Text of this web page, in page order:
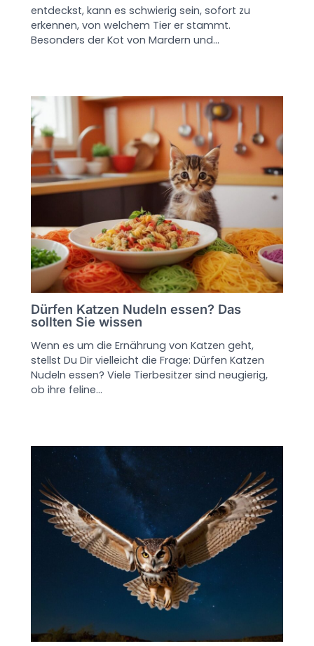
entdeckst, kann es schwierig sein, sofort zu
erkennen, von welchem Tier er stammt.
Besonders der Kot von Mardern und…
Dürfen Katzen Nudeln essen? Das
sollten Sie wissen
Wenn es um die Ernährung von Katzen geht,
stellst Du Dir vielleicht die Frage: Dürfen Katzen
Nudeln essen? Viele Tierbesitzer sind neugierig,
ob ihre feline…